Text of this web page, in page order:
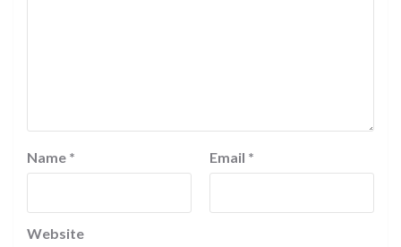
Name * Email *
Website